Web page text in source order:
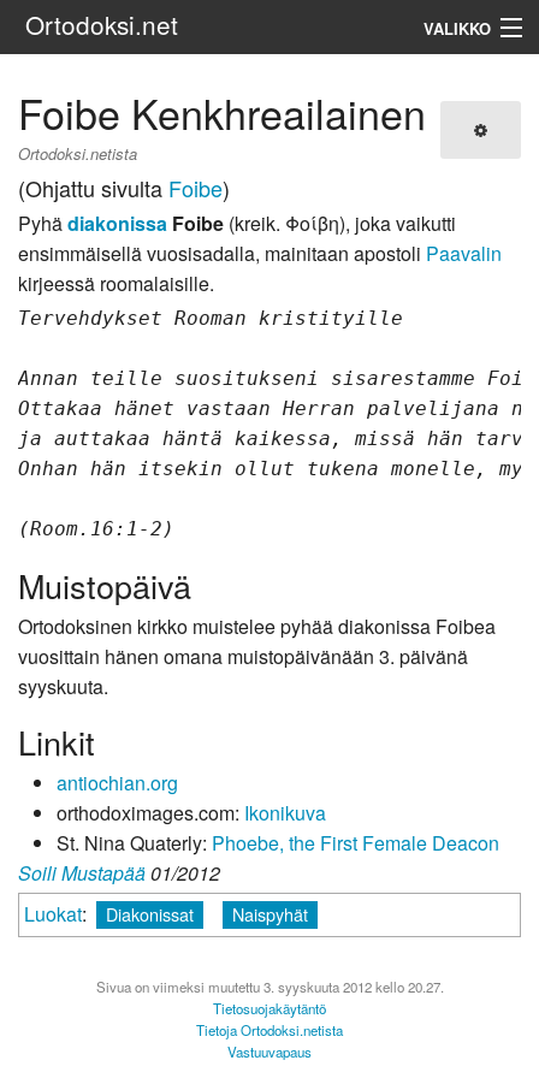
Ortodoksi.net VALIKKO
Foibe Kenkhreailainen
Ortodoksi.netista
(Ohjattu sivulta Foibe)
Pyhädiakonissa Foibe (kreik. Φοίβη), joka vaikutti
ensimmäisellä vuosisadalla, mainitaan apostoli Paavalin
kirjeessä roomalaisille.
Tervehdykset Rooman kristityille
Annan teille suositukseni sisarestamme
Ottakaa hänet vastaan Herran
ja auttakaa häntä kaikessa, missä hän
Onhan hän itsekin ollut tukena monelle,
(Room.16:1-2)
Muistopäivä
Ortodoksinen kirkko muistelee pyhää diakonissa Foibea
vuosittain hänen omana muistopäivänään 3. päivänä
syyskuuta.
Linkit
antiochian.org
orthodoximages.com: Ikonikuva
St. Nina Quaterly: Phoebe, the First Female Deacon
Soili Mustapää01/2012
Luokat: Diakonissat Naispyhät
Sivua on viimeksi muutettu 3. syyskuuta 2012 kello 20.27.
Tietosuojakäytäntö
Tietoja Ortodoksi.netista
Vastuuvapaus